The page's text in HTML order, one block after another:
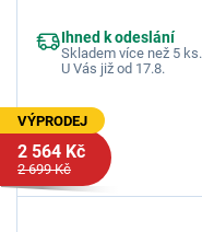
Ihned k odeslání
Skladem více než 5 ks.
U Vás již od 17.8.
VÝPRODEJ
2 564 Kč
2 699 Kč